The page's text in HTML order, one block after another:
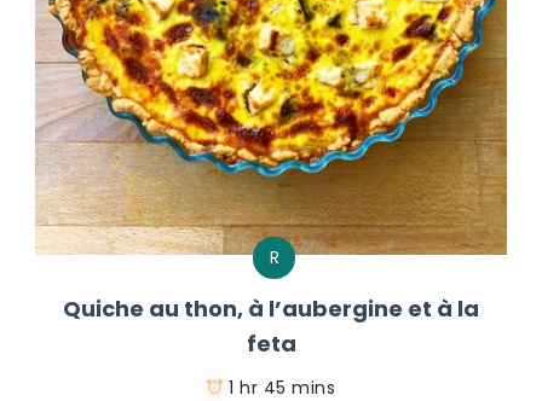
R
Quiche au thon, à l’aubergine et à la
feta
1 hr 45 mins